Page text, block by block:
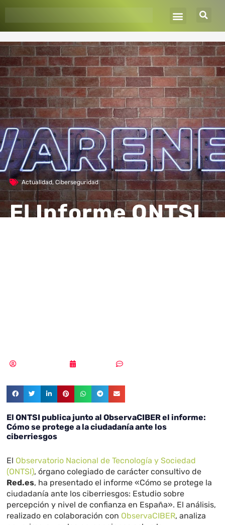
Actualidad,Ciberseguridad
El Informe ONTSI
El ONTSI publica junto al ObservaCIBER el informe:
Cómo se protege a la ciudadanía ante los
ciberriesgos
El Observatorio Nacional de Tecnología y Sociedad
(ONTSI), órgano colegiado de carácter consultivo de
Red.es, ha presentado el informe «Cómo se protege la
ciudadanía ante los ciberriesgos: Estudio sobre
percepción y nivel de confianza en España». El análisis,
realizado en colaboración con ObservaCIBER, analiza